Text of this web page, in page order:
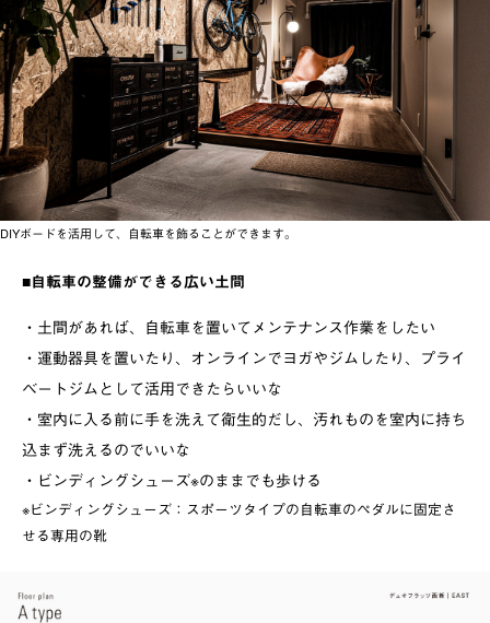
DIYボードを活用して、自転車を飾ることができます。
■自転車の整備ができる広い土間
・土間があれば、自転車を置いてメンテナンス作業をしたい
・運動器具を置いたり、オンラインでヨガやジムしたり、プライ
ベートジムとして活用できたらいいな
・室内に入る前に手を洗えて衛生的だし、汚れものを室内に持ち
込まず洗えるのでいいな
・ビンディングシューズ※のままでも歩ける
※ビンディングシューズ：スポーツタイプの自転車のペダルに固定さ
せる専用の靴